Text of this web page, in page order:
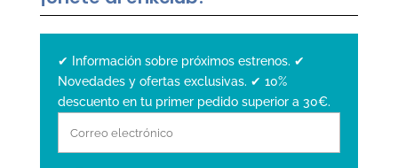
✔ Información sobre próximos estrenos. ✔
Novedades y ofertas exclusivas. ✔ 10%
descuento en tu primer pedido superior a 30€.